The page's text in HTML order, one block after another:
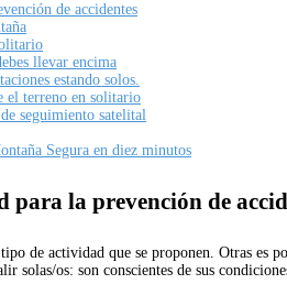
de accidentes
llevar encima
estando solos.
el terreno en solitario
seguimiento satelital
Segura en diez minutos
la prevención de
de actividad que se proponen. Otras
solas/os: son conscientes de sus